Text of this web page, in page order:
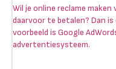
Wil je online reclame maken
daarvoor te betalen? Dan
voorbeeld is Google
advertentiesysteem.